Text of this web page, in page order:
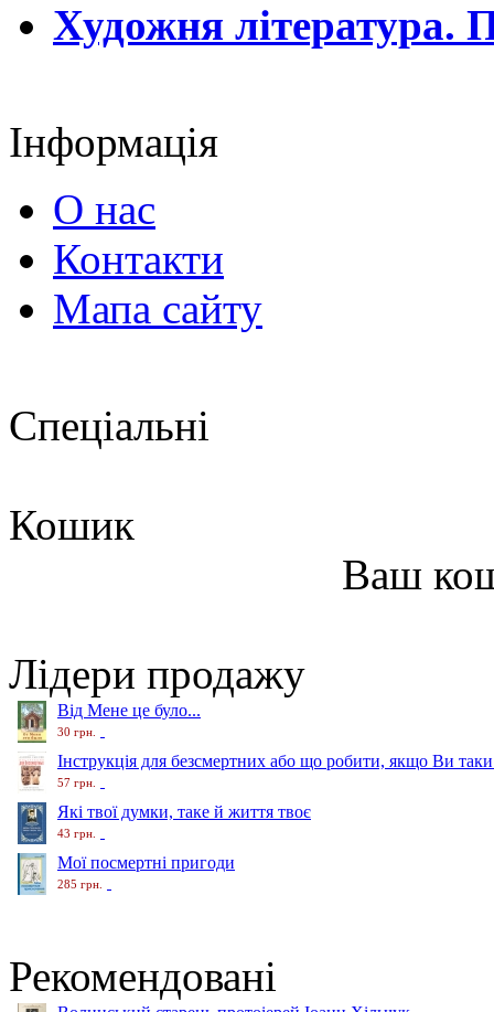
Художня література.
Інформація
О нас
Контакти
Мапа сайту
Спеціальні
Кошик
Ваш
Лідери продажу
Від Мене це було...
30 грн.
Інструкція для безсмертних або що робити, якщо Ви
57 грн.
Які твої думки, таке й життя твоє
43 грн.
Мої посмертні пригоди
285 грн.
Рекомендовані